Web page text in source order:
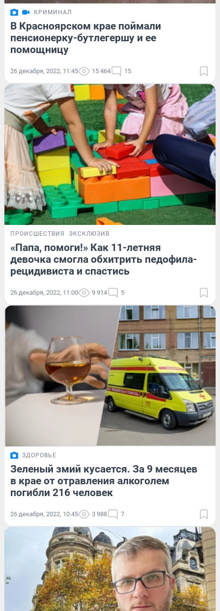
КРИМИНАЛ
В Красноярском крае поймали
пенсионерку-бутлегершу и ее
помощницу
26 декабря, 2022, 11:45 15 464 15
ПРОИСШЕСТВИЯ ЭКСКЛЮЗИВ
«Папа, помоги!» Как 11-летняя
девочка смогла обхитрить педофила-
рецидивиста и спастись
26 декабря, 2022, 11:00 9 914 5
ЗДОРОВЬЕ
Зеленый змий кусается. За 9 месяцев
в крае от отравления алкоголем
погибли 216 человек
26 декабря, 2022, 10:45 3 988 7